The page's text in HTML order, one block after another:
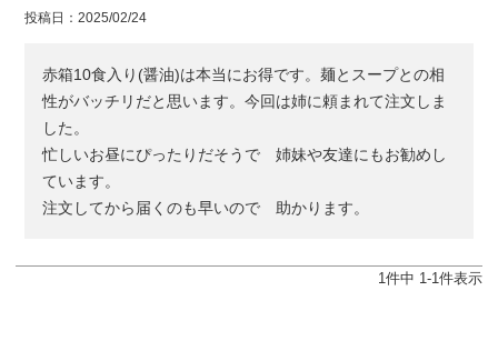
投稿日 2025/02/24
赤箱10食入り(醤油)は本当にお得です。麺とスープとの相
性がバッチリだと思います。今回は姉に頼まれて注文しま
した。
忙しいお昼にぴったりだそうで　姉妹や友達にもお勧めし
ています。
注文してから届くのも早いので　助かります。
1件中 1-1件表示